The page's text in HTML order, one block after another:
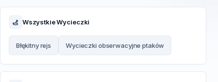
Wszystkie Wycieczki
Błękitny rejs Wycieczki obserwacyjne ptaków